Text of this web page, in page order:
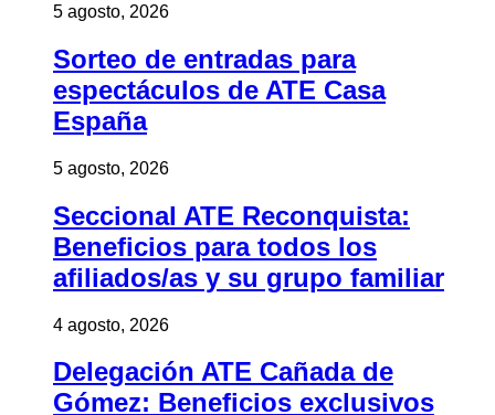
5 agosto, 2026
Sorteo de entradas para
espectáculos de ATE Casa
España
5 agosto, 2026
Seccional ATE Reconquista:
Beneficios para todos los
afiliados/as y su grupo familiar
4 agosto, 2026
Delegación ATE Cañada de
Gómez: Beneficios exclusivos